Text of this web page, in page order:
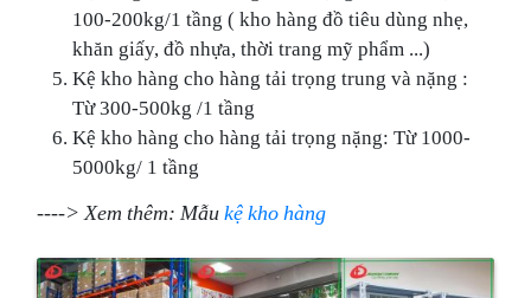
100-200kg/1 tầng ( kho hàng đồ tiêu dùng nhẹ,
khăn giấy, đồ nhựa, thời trang mỹ phẩm ...)
Kệ kho hàng cho hàng tải trọng trung và nặng :
Từ 300-500kg /1 tầng
Kệ kho hàng cho hàng tải trọng nặng: Từ 1000-
5000kg/ 1 tầng
----> Xem thêm: Mẫukệ kho hàng